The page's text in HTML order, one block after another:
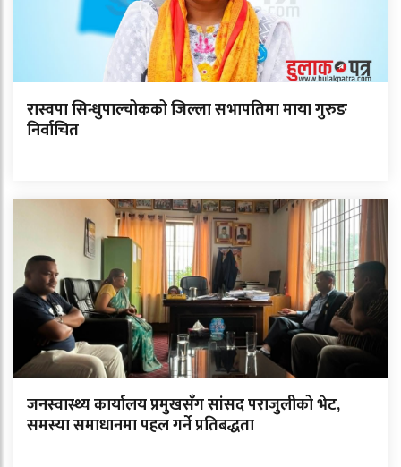
रास्वपा सिन्धुपाल्चोकको जिल्ला सभापतिमा माया गुरुङ
निर्वाचित
जनस्वास्थ्य कार्यालय प्रमुखसँग सांसद पराजुलीको भेट,
समस्या समाधानमा पहल गर्ने प्रतिबद्धता